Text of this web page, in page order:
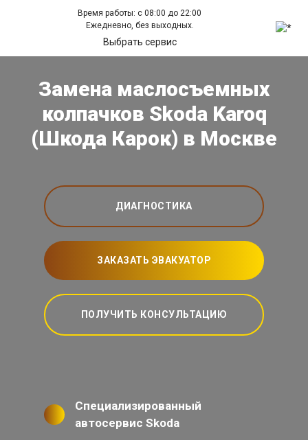
Время работы: с 08:00 до 22:00
Ежедневно, без выходных.
Выбрать сервис
Замена маслосъемных
колпачков Skoda Karoq
(Шкода Карок) в Москве
ДИАГНОСТИКА
ЗАКАЗАТЬ ЭВАКУАТОР
ПОЛУЧИТЬ КОНСУЛЬТАЦИЮ
Специализированный
автосервис Skoda